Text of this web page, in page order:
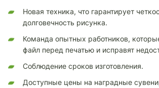
Новая техника, что гарантирует
долговечность рисунка.
Команда опытных работников,
файл перед печатью и исправят
Соблюдение сроков изготовления.
Доступные цены на наградные